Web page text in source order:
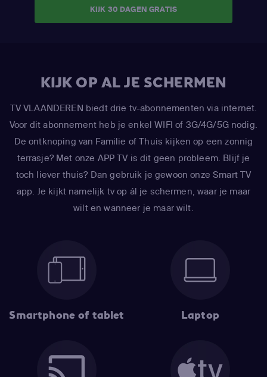
KIJK 30 DAGEN GRATIS
KIJK OP AL JE SCHERMEN
TV VLAANDEREN biedt drie tv-abonnementen via internet.
Voor dit abonnement heb je enkel WIFI of 3G/4G/5G nodig.
De ontknoping van Familie of Thuis kijken op een zonnig
terrasje? Met onze APP TV is dit geen probleem. Blijf je
toch liever thuis? Dan gebruik je gewoon onze Smart TV
app. Je kijkt namelijk tv op ál je schermen, waar je maar
wilt en wanneer je maar wilt.
Smartphone of tablet Laptop